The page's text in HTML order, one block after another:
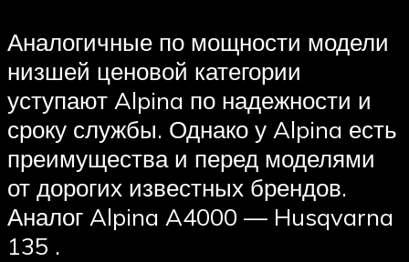
Аналогичные по мощности модели
низшей ценовой категории
уступают Alpina по надежности и
сроку службы. Однако у Alpina есть
преимущества и перед моделями
от дорогих известных брендов.
Аналог Alpina A4000 — Husqvarna
135 .